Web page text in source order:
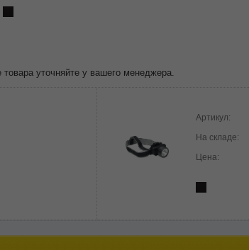
уточняйте у вашего менеджера.
Артикул:
На складе:
Цена: